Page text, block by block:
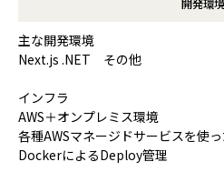
開発環境
主な開発環境
Next.js .NET その他
インフラ
AWS＋オンプレミス環境
各種AWSマネージドサービスを使
DockerによるDeploy管理